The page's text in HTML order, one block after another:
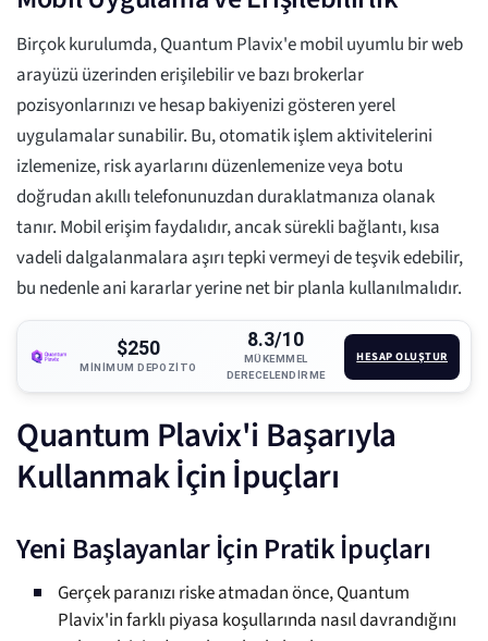
Birçok kurulumda, Quantum Plavix'e mobil uyumlu bir web
arayüzü üzerinden erişilebilir ve bazı brokerlar
pozisyonlarınızı ve hesap bakiyenizi gösteren yerel
uygulamalar sunabilir. Bu, otomatik işlem aktivitelerini
izlemenize, risk ayarlarını düzenlemenize veya botu
doğrudan akıllı telefonunuzdan duraklatmanıza olanak
tanır. Mobil erişim faydalıdır, ancak sürekli bağlantı, kısa
vadeli dalgalanmalara aşırı tepki vermeyi de teşvik edebilir,
bu nedenle ani kararlar yerine net bir planla kullanılmalıdır.
$250
MINIMUM DEPOZITO
8.3/10
MÜKEMMEL
DERECELENDIRME
HESAP OLUŞTUR
Quantum Plavix'i Başarıyla
Kullanmak İçin İpuçları
Yeni Başlayanlar İçin Pratik İpuçları
Gerçek paranızı riske atmadan önce, Quantum
Plavix'in farklı piyasa koşullarında nasıl davrandığını